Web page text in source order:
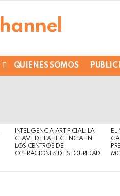
QUIENES SOMOS
INTELIGENCIA ARTIFICIAL: LA
CLAVE DE LA EFICIENCIA EN
LOS CENTROS DE
OPERACIONES DE SEGURIDAD
EL